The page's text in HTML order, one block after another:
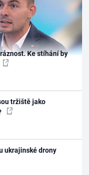
Ke stíhání by
tržiště jako
ukrajinské drony